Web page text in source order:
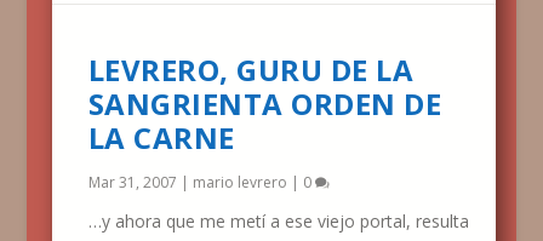
LEVRERO, GURU DE LA
SANGRIENTA ORDEN DE
LA CARNE
Mar 31, 2007 | mario levrero | 0
…y ahora que me metí a ese viejo portal, resulta